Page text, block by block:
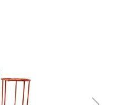
Släpvagnar & Skylift